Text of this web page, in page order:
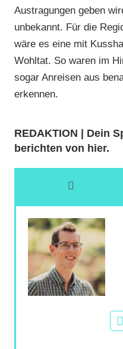
Austragungen geben
unbekannt. Für die
wäre es eine mit
Wohltat. So waren im
sogar Anreisen aus
erkennen.
REDAKTION | Dein
berichten von hier.